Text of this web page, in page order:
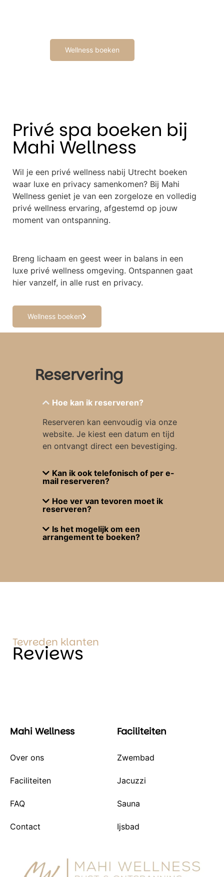
Wellness boeken
Privé spa boeken bij
Mahi Wellness
Wil je een privé wellness nabij Utrecht boeken
waar luxe en privacy samenkomen? Bij Mahi
Wellness geniet je van een zorgeloze en volledig
privé wellness ervaring, afgestemd op jouw
moment van ontspanning.
Breng lichaam en geest weer in balans in een
luxe privé wellness omgeving. Ontspannen gaat
hier vanzelf, in alle rust en privacy.
Wellness boeken
Reservering
Hoe kan ik reserveren?
Reserveren kan eenvoudig via onze
website. Je kiest een datum en tijd
en ontvangt direct een bevestiging.
Kan ik ook telefonisch of per e-
mail reserveren?
Hoe ver van tevoren moet ik
reserveren?
Is het mogelijk om een
arrangement te boeken?
Tevreden klanten
Reviews
Mahi Wellness
Over ons
Faciliteiten
FAQ
Contact
Faciliteiten
Zwembad
Jacuzzi
Sauna
Ijsbad